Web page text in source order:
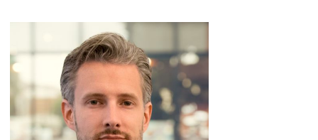
navigatie
over
(Neem
contact
met
ons
op)